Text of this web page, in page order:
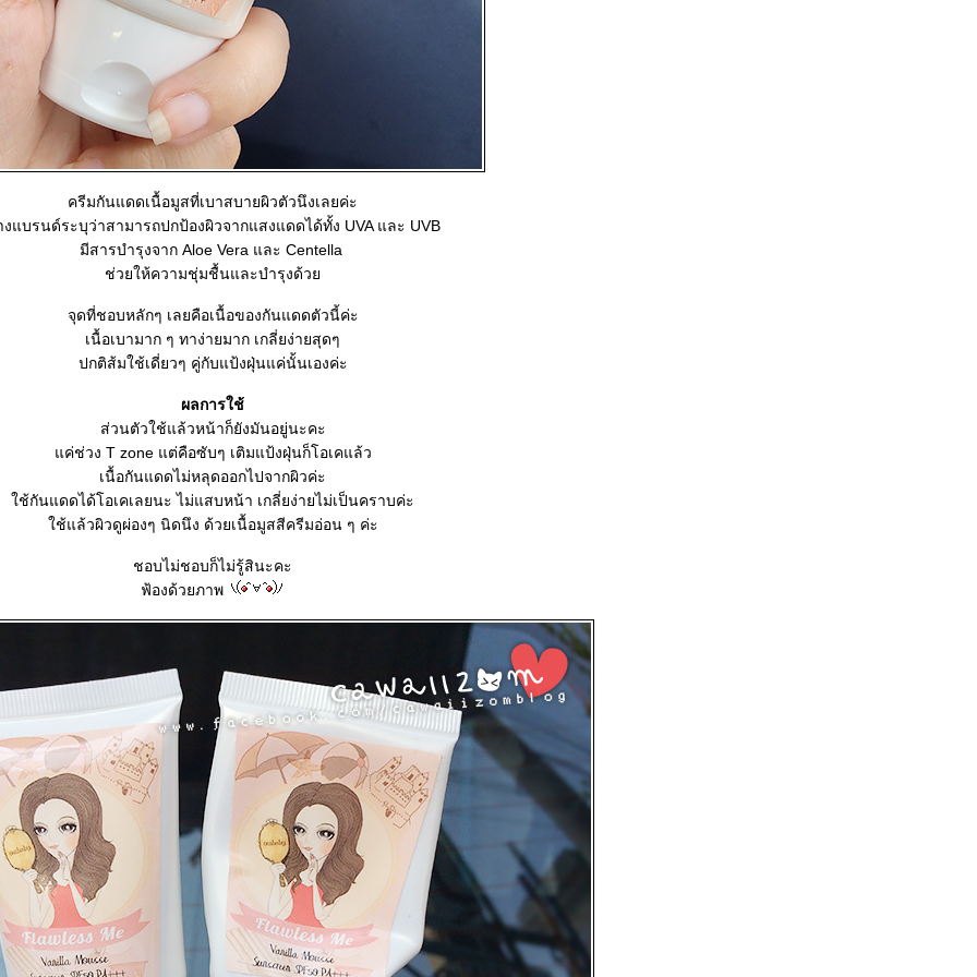
ครีมกันแดดเนื้อมูสที่เบาสบายผิวตัวนึงเลยค่ะ
งแบรนด์ระบุว่าสามารถปกป้องผิวจากแสงแดดได้ทั้ง UVA และ UVB
มีสารบำรุงจาก Aloe Vera และ Centella
ช่วยให้ความชุ่มชื้นและบำรุงด้ว
จุดที่ชอบหลักๆ เลยคือเนื้อของกันแดดตัวนี้ค่ะ
เนื้อเบามาก ๆ ทาง่ายมาก เกลี่ยง่ายสุดๆ
ปกติส้มใช้เดี่ยวๆ คู่กับแป้งฝุ่นแค่นั้นเองค่ะ
ผลการใช้
ส่วนตัวใช้แล้วหน้าก็ยังมันอยู่นะคะ
ค่ช่วง T zone แต่คือซับๆ เติมแป้งฝุ่นก็โอเคแล้ว
เนื้อกันแดดไม่หลุดออกไปจากผิวค่ะ
ช้กันแดดได้โอเคเลยนะ ไม่แสบหน้า เกลี่ยง่ายไม่เป็นคราบค่ะ
ช้แล้วผิวดูผ่องๆ นิดนึง ด้วยเนื้อมูสสีครีมอ่อน ๆ ค่ะ
ชอบไม่ชอบก็ไม่รู้สินะคะ
ฟ้องด้วยภาพ